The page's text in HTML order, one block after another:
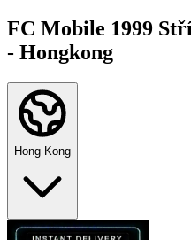
FC Mobile 1999
- Hongkong
Hong Kong